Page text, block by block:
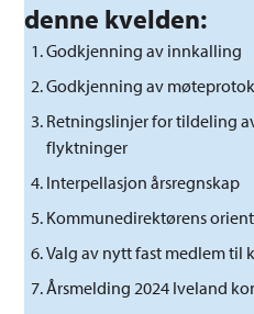
denne kvelden:
Godkjenning av innkalling
Godkjenning av
Retningslinjer for tildeling
flyktninger
Interpellasjon årsregnskap
Kommunedirektørens
Valg av nytt fast medlem
Årsmelding 2024 Iveland